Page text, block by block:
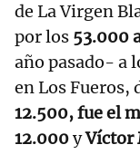
de La Virgen
por los 53.000
año pasado- a
en Los Fueros,
12.500, fue el
12.000yVíctor